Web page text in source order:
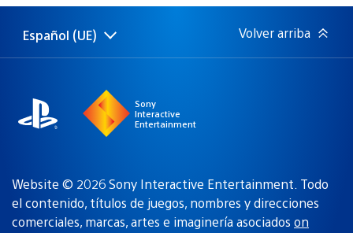
publicación:
Selecciona
una
Región
actual:
Español (UE) Volver arriba
Sony
Interactive
Entertainment
Website © 2026 Sony Interactive Entertainment. Todo
el contenido, títulos de juegos, nombres y direcciones
comerciales, marcas, artes e imaginería asociados on